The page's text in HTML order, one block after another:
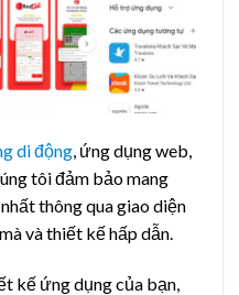
di động, ứng dụng web,
tôi đảm bảo mang
thông qua giao diện
và thiết kế hấp dẫn.
kế ứng dụng của bạn,